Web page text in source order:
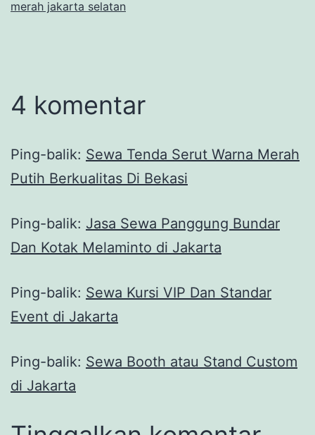
merah jakarta selatan
4 komentar
Ping-balik: Sewa Tenda Serut Warna Merah
Putih Berkualitas Di Bekasi
Ping-balik: Jasa Sewa Panggung Bundar
Dan Kotak Melaminto di Jakarta
Ping-balik: Sewa Kursi VIP Dan Standar
Event di Jakarta
Ping-balik: Sewa Booth atau Stand Custom
di Jakarta